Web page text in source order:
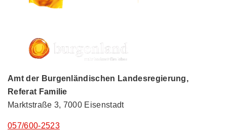
Amt der Burgenländischen Landesregierung,
Referat Familie
Marktstraße 3, 7000 Eisenstadt
057/600-2523